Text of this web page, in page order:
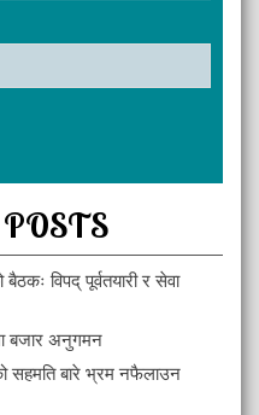
विपद् पूर्वतयारी र सेवा
बजार अनुगमन
सहमति बारे भ्रम नफैलाउन